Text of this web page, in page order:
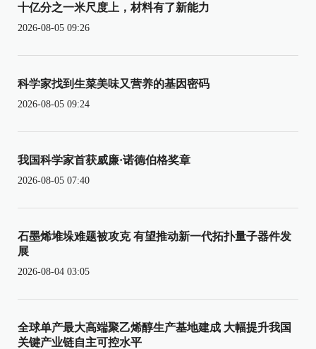
十亿分之一米尺度上，材料有了新能力
2026-08-05 09:26
科学家找到生菜美味又营养的基因密码
2026-08-05 09:24
我国科学家首获威廉·诺德伯格奖章
2026-08-05 07:40
石墨烯堆垛难题被攻克 有望推动新一代拓扑量子器件发
展
2026-08-04 03:05
全球单产最大高端聚乙烯醇生产基地建成 大幅提升我国
关键产业链自主可控水平